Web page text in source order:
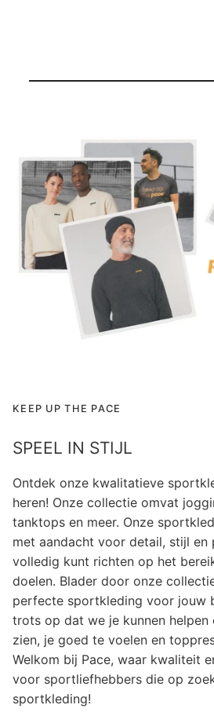
KEEP UP THE PACE
SPEEL IN STIJL
Ontdek onze kwalitatieve
heren! Onze collectie omvat
tanktops en meer. Onze
met aandacht voor detail, stijl
volledig kunt richten op het
doelen. Blader door onze
perfecte sportkleding voor jouw
trots op dat we je kunnen
zien, je goed te voelen en
Welkom bij Pace, waar kwaliteit
voor sportliefhebbers die op
sportkleding!